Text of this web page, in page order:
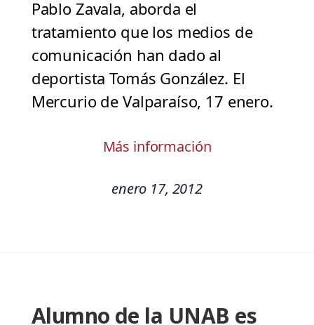
Pablo Zavala, aborda el
tratamiento que los medios de
comunicación han dado al
deportista Tomás González. El
Mercurio de Valparaíso, 17 enero.
Más información
enero 17, 2012
Alumno de la UNAB es